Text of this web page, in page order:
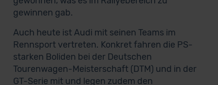
gewinnen gab.
Auch heute ist Audi mit seinen Teams im
Rennsport vertreten. Konkret fahren die PS-
starken Boliden bei der Deutschen
Tourenwagen-Meisterschaft (DTM) und in der
GT-Serie mit und legen zudem den